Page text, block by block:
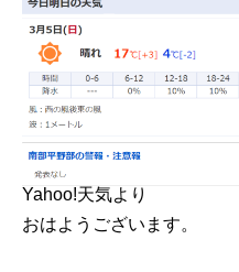
Yahoo!天気より
おはようございます。